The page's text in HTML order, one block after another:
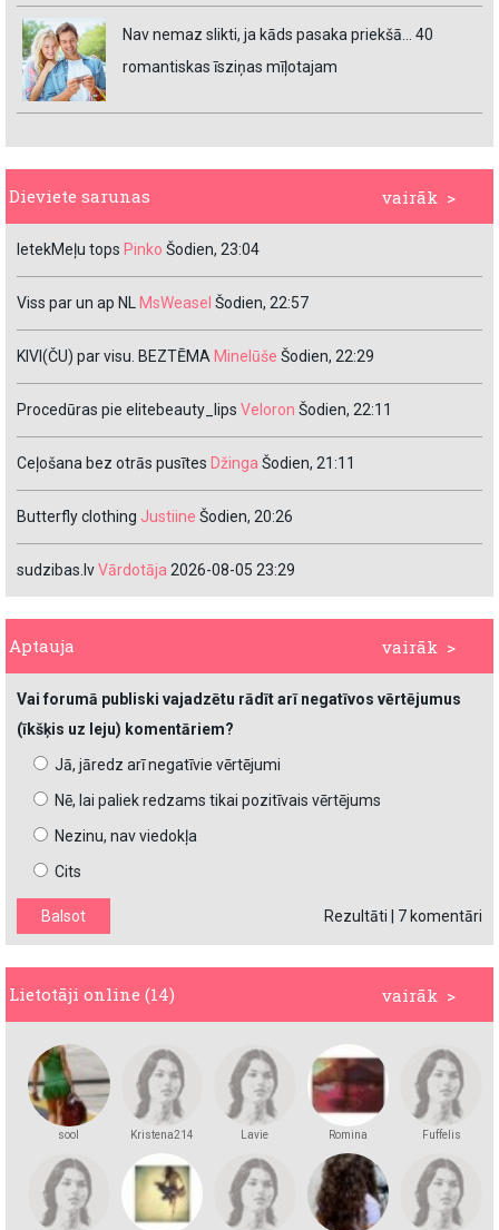
Nav nemaz slikti, ja kāds pasaka priekšā… 40
romantiskas īsziņas mīļotajam
vairāk >
Dieviete sarunas
IetekMeļu tops Pinko Šodien, 23:04
Viss par un ap NL MsWeasel Šodien, 22:57
KIVI(ČU) par visu. BEZTĒMA Minelūše Šodien, 22:29
Procedūras pie elitebeauty_lips Veloron Šodien, 22:11
Ceļošana bez otrās pusītes Džinga Šodien, 21:11
Butterfly clothing Justiine Šodien, 20:26
sudzibas.lvVārdotāja 2026-08-05 23:29
vairāk >
Aptauja
Vai forumā publiski vajadzētu rādīt arī negatīvos vērtējumus
(īkšķis uz leju) komentāriem?
Jā, jāredz arī negatīvie vērtējumi
Nē, lai paliek redzams tikai pozitīvais vērtējums
Nezinu, nav viedokļa
Cits
Rezultāti 7 komentāri
vairāk >
Lietotāji online (14)
sool Kristena214 Lavie Romina Fuffelis